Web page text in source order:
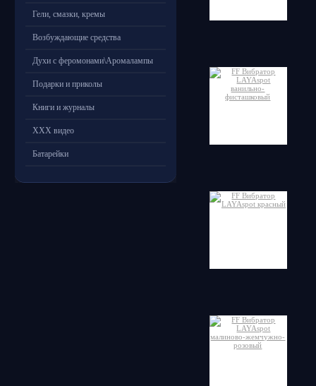
Гели, смазки, кремы
Возбуждающие средства
Духи с феромонами\Аромалампы
Подарки и приколы
Книги и журналы
ХХХ видео
Батарейки